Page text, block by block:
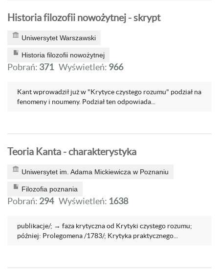
Historia filozofii nowożytnej - skrypt
Uniwersytet Warszawski
Historia filozofii nowożytnej
Pobrań: 371 Wyświetleń: 966
Kant wprowadził już w "Krytyce czystego rozumu" podział na
fenomeny i noumeny. Podział ten odpowiada...
Teoria Kanta - charakterystyka
Uniwersytet im. Adama Mickiewicza w Poznaniu
Filozofia poznania
Pobrań: 294 Wyświetleń: 1638
publikacje/; → faza krytyczna od Krytyki czystego rozumu;
później: Prolegomena /1783/; Krytyka praktycznego...